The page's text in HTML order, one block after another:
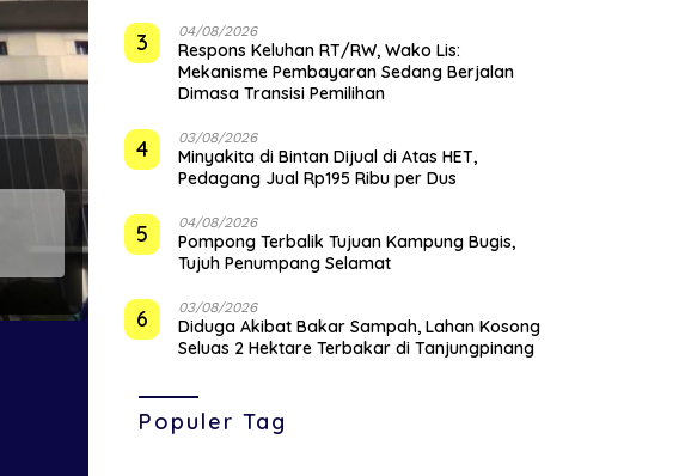
3 04/08/2026
‎Respons Keluhan RT/RW, Wako Lis:
Mekanisme Pembayaran Sedang Berjalan
Dimasa Transisi Pemilihan
4 03/08/2026
Minyakita di Bintan Dijual di Atas HET,
Pedagang Jual Rp195 Ribu per Dus
5 04/08/2026
Pompong Terbalik Tujuan Kampung Bugis,
Tujuh Penumpang Selamat
6 03/08/2026
Diduga Akibat Bakar Sampah, Lahan Kosong
Seluas 2 Hektare Terbakar di Tanjungpinang
Populer Tag